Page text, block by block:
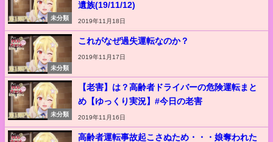
未分類
遺族(19/11/12)
2019年11月18日
未分類
これがなぜ過失運転なのか？
2019年11月17日
未分類
【老害】は？高齢者ドライバーの危険運転まと
め【ゆっくり実況】#今日の老害
2019年11月16日
高齢者運転事故起こさぬため・・・娘奪われた